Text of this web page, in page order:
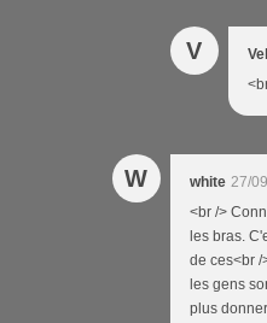
V
W white 27/
<br />
les bras.
de ces<br /
les gens
plus